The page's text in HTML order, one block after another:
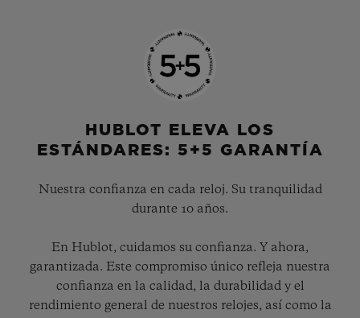
Este reloj completamente nuevo salido de
los talleres de la marca está disponible en
tres versiones con personalidades muy
marcadas. El primero, en King Gold de 18
quilates, una aleación exclusiva de oro y
oro rojo; el poder de su diseño se refuerza a
microgranallados, satinados y pulidos, y de
las cavidades que adornan el bisel. La
segunda versión rinde homenaje a la
HUBLOT ELEVA LOS
ESTÁNDARES: 5+5 GARANTÍA
Nuestra confianza en cada reloj. Su tranquilidad
durante 10 años.
En Hublot, cuidamos su confianza. Y ahora,
garantizada. Este compromiso único refleja nuestra
confianza en la calidad, la durabilidad y el
rendimiento general de nuestros relojes, así como la